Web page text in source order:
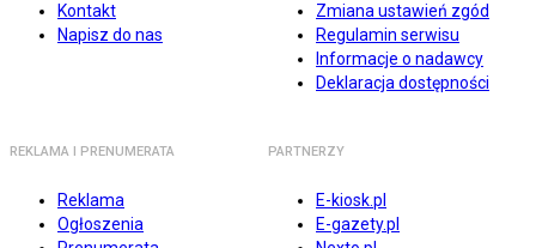
Kontakt
Napisz do nas
Zmiana ustawień zgód
Regulamin serwisu
Informacje o nadawcy
Deklaracja dostępności
REKLAMA I PRENUMERATA
Reklama
Ogłoszenia
PARTNERZY
E-kiosk.pl
E-gazety.pl